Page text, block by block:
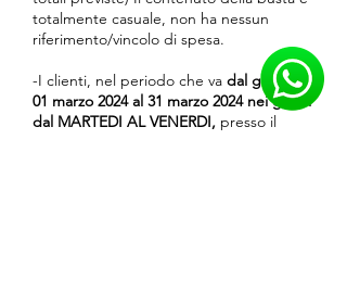
totalmente casuale, non ha nessun
riferimento/vincolo di spesa.
-I clienti, nel periodo che va dal giorno
01 marzo 2024 al 31 marzo 2024 nei giorni
dal MARTEDI AL VENERDI, presso il